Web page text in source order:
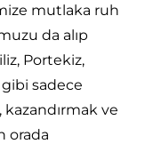
mutlaka ruh
da alıp
Portekiz,
gibi sadece
ve
orada